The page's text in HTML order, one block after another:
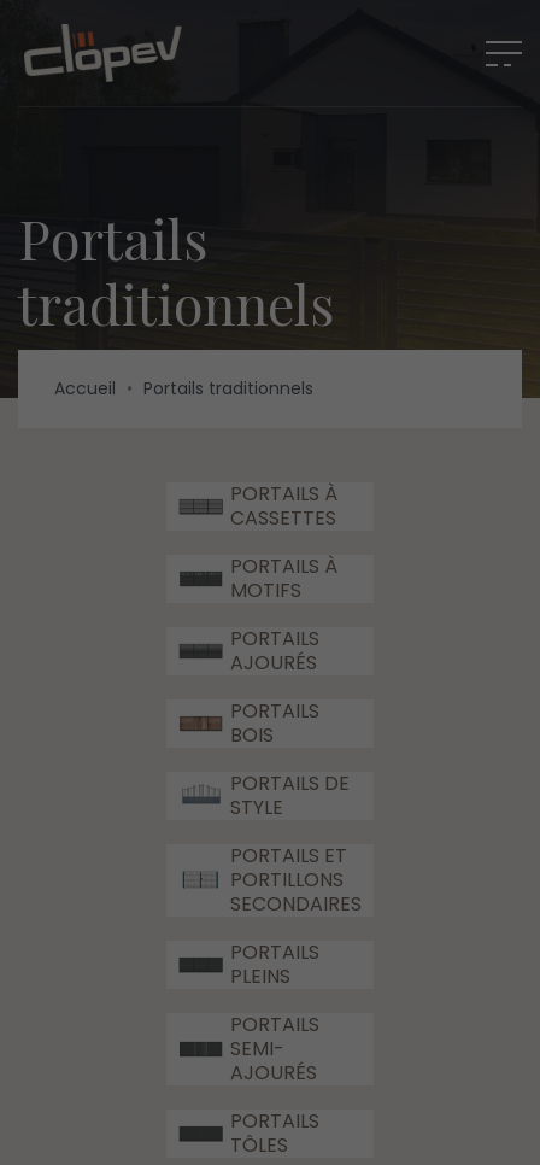
Portails
traditionnels
Accueil • Portails traditionnels
PORTAILS À
CASSETTES
PORTAILS À
MOTIFS
PORTAILS
AJOURÉS
PORTAILS
BOIS
PORTAILS DE
STYLE
PORTAILS ET
PORTILLONS
SECONDAIRES
PORTAILS
PLEINS
PORTAILS
SEMI-
AJOURÉS
PORTAILS
TÔLES